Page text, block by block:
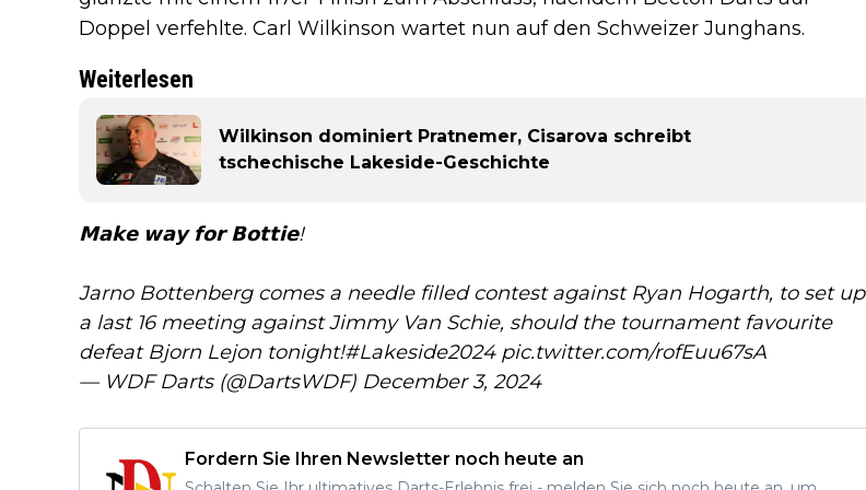
Doppel verfehlte. Carl Wilkinson wartet nun auf den Schweizer Junghans.
Weiterlesen
Wilkinson dominiert Pratnemer, Cisarova schreibt
tschechische Lakeside-Geschichte
𝗠𝗮𝗸𝗲 𝘄𝗮𝘆 𝗳𝗼𝗿 𝗕𝗼𝘁𝘁𝗶𝗲!
Jarno Bottenberg comes a needle filled contest against Ryan Hogarth, to set up
a last 16 meeting against Jimmy Van Schie, should the tournament favourite
defeat Bjorn Lejon tonight!#Lakeside2024 pic.twitter.com/rofEuu67sA
— WDF Darts (@DartsWDF) December 3, 2024
Fordern Sie Ihren Newsletter noch heute an